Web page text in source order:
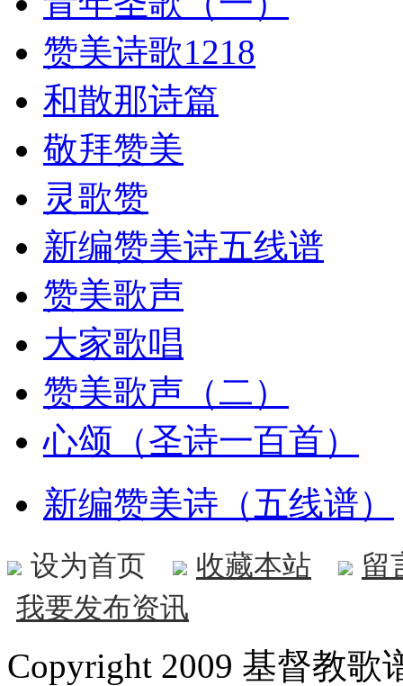
赞美诗歌1218
和散那诗篇
敬拜赞美
灵歌赞
新编赞美诗五线谱
赞美歌声
大家歌唱
赞美歌声（二）
心颂（圣诗一百首）
新编赞美诗（五线谱）
设为首页 收藏本站
留
我要发布资讯
Copyright 2009 基督教歌